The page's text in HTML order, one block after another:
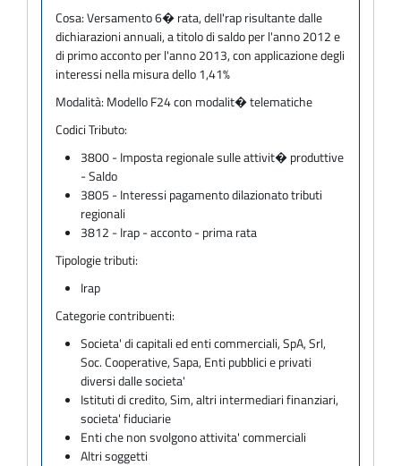
Cosa:Versamento 6� rata, delI'rap risultante dalle
dichiarazioni annuali, a titolo di saldo per l'anno 2012 e
di primo acconto per l'anno 2013, con applicazione degli
interessi nella misura dello 1,41%
Modalità: Modello F24 con modalit� telematiche
Codici Tributo:
3800 - Imposta regionale sulle attivit� produttive
- Saldo
3805 - Interessi pagamento dilazionato tributi
regionali
3812 - Irap - acconto - prima rata
Tipologie tributi:
Irap
Categorie contribuenti:
Societa' di capitali ed enti commerciali, SpA, Srl,
Soc. Cooperative, Sapa, Enti pubblici e privati
diversi dalle societa'
Istituti di credito, Sim, altri intermediari finanziari,
societa' fiduciarie
Enti che non svolgono attivita' commerciali
Altri soggetti